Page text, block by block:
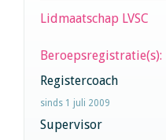
Lidmaatschap LVSC
Beroepsregistratie(s):
Registercoach
sinds 1 juli 2009
Supervisor